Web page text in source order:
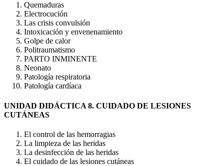
Quemaduras
Electrocución
Las crisis convulsión
Intoxicación y envenenamiento
Golpe de calor
Politraumatismo
PARTO INMINENTE
Neonato
Patología respiratoria
Patología cardíaca
UNIDAD DIDÁCTICA 8. CUIDADO DE LESIONES
CUTÁNEAS
El control de las hemorragias
La limpieza de las heridas
La desinfección de las heridas
El cuidado de las lesiones cutáneas